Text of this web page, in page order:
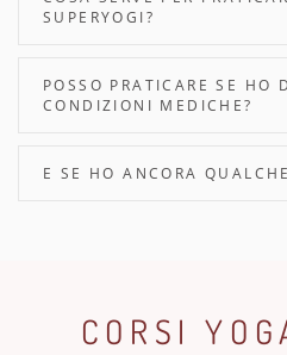
SUPERYOGI?
POSSO PRATICARE SE HO
CONDIZIONI MEDICHE?
E SE HO ANCORA
CORSI